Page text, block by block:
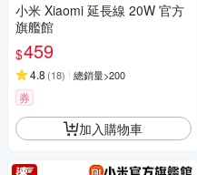
小米 Xiaomi 延長線 20W 官方
旗艦館
$459
4.8 (18) 總銷量>200
券
加入購物車